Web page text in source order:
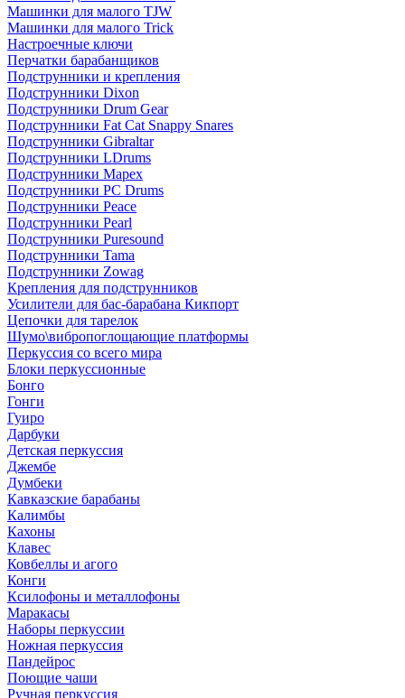
Машинки для малого TJW
Машинки для малого Trick
Настроечные ключи
Перчатки барабанщиков
Подструнники и крепления
Подструнники Dixon
Подструнники Drum Gear
Подструнники Fat Cat Snappy Snares
Подструнники Gibraltar
Подструнники LDrums
Подструнники Mapex
Подструнники PC Drums
Подструнники Peace
Подструнники Pearl
Подструнники Puresound
Подструнники Tama
Подструнники Zowag
Крепления для подструнников
Усилители для бас-барабана Кикпорт
Цепочки для тарелок
Шумо\вибропоглощающие платформы
Перкуссия со всего мира
Блоки перкуссионные
Бонго
Гонги
Гуиро
Дарбуки
Детская перкуссия
Джембе
Думбеки
Кавказские барабаны
Калимбы
Кахоны
Клавес
Ковбеллы и агого
Конги
Ксилофоны и металлофоны
Маракасы
Наборы перкуссии
Ножная перкуссия
Пандейрос
Поющие чаши
Ручная перкуссия